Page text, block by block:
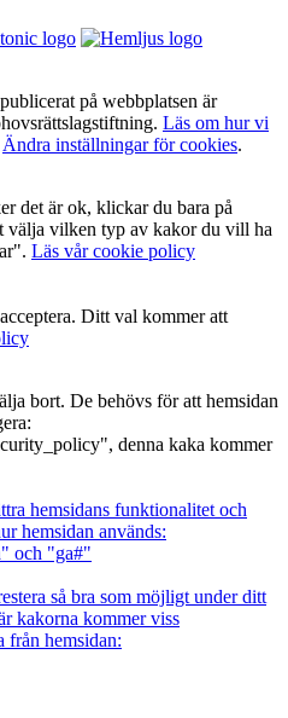
på webbplatsen är
Läs om hur vi
Ändra inställningar för cookies.
det är ok, klickar du bara på
välja vilken typ av kakor du vill ha
Läs vår cookie policy
Ditt val kommer att
bort. De behövs för att hemsidan
denna kaka kommer
hemsidans funktionalitet och
hemsidan används:
och "ga#"
så bra som möjligt under ditt
kakorna kommer viss
från hemsidan: